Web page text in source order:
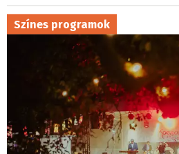
Színes programok